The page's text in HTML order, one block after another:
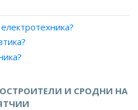
автомобили и кари?И СРОДНИ НА